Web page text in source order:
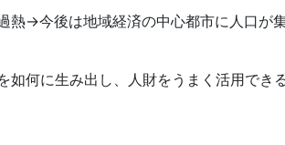
熱→今後は地域経済の中心都市に人口が
如何に生み出し、人財をうまく活用でき